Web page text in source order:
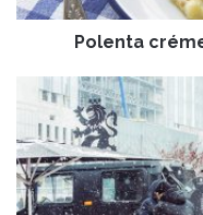
r
e
d
e
Polenta
r
n
é